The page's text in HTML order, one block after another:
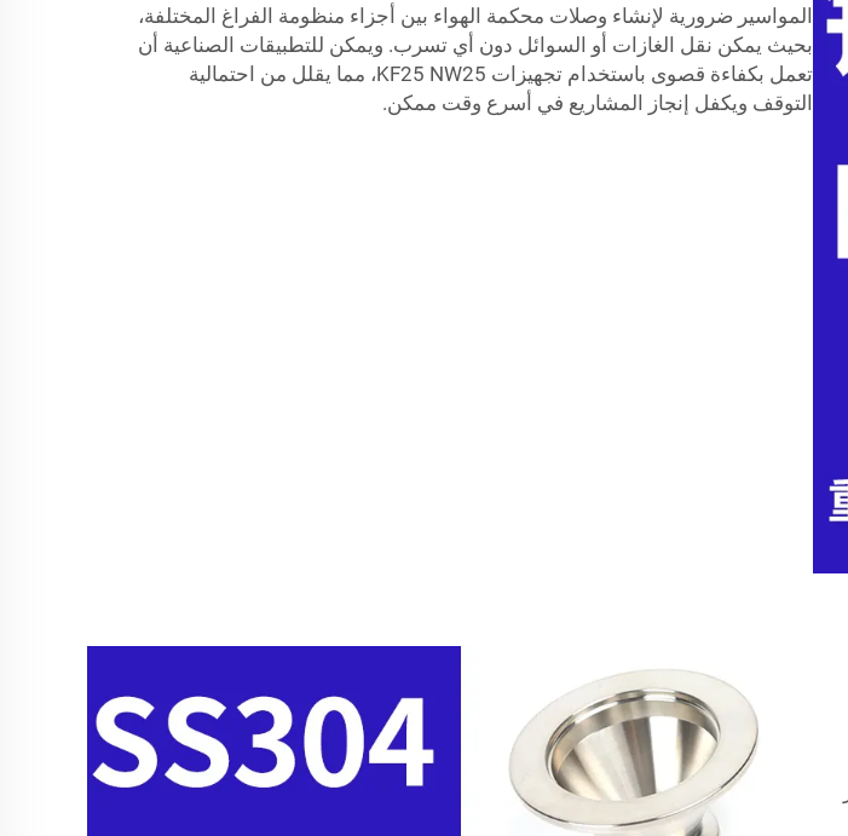
المواسير ضرورية لإنشاء وصلات محكمة الهواء بين أجزاء منظومة الفراغ المختلفة،
بحيث يمكن نقل الغازات أو السوائل دون أي تسرب. ويمكن للتطبيقات الصناعية أن
تعمل بكفاءة قصوى باستخدام تجهيزات KF25 NW25، مما يقلل من احتمالية
التوقف ويكفل إنجاز المشاريع في أسرع وقت ممكن.